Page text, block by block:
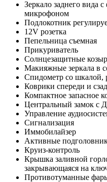
Зеркало заднего вида
микрофоном
Подлокотник
12V розетка
Пепельница съемная
Прикуриватель
Солнцезащитные
Макияжные зеркала в
Спидометр со шкалой,
Коврики спереди и
Компактное запасное
Центральный замок с
Управление
Сигнализация
Иммобилайзер
Активные
Круиз-контроль
Крышка заливной
закрывающаяся на
Противотуманные